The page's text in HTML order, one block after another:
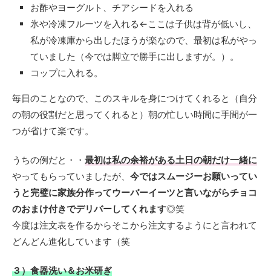
お酢やヨーグルト、チアシードを入れる
氷や冷凍フルーツを入れる←ここは子供は背が低いし、
私が冷凍庫から出したほうが楽なので、最初は私がやっ
ていました（今では脚立で勝手に出しますが。）。
コップに入れる。
毎日のことなので、このスキルを身につけてくれると（自分
の朝の役割だと思ってくれると）朝の忙しい時間に手間が一
つが省けて楽です。
うちの例だと・・ 最初は私の余裕がある土日の朝だけ一緒に
やってもらっていましたが、 今ではスムージーお願いってい
うと完璧に家族分作ってウーバーイーツと言いながらチョコ
のおまけ付きでデリバーしてくれます◎笑
今度は注文表を作るからそこから注文するようにと言われて
どんどん進化しています（笑
３）食器洗い＆お米研ぎ